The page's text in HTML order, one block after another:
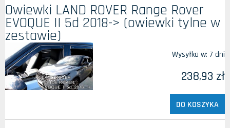
Owiewki LAND ROVER Range Rover
EVOQUE II 5d 2018-> (owiewki tylne w
zestawie)
Wysyłka w: 7 dni
238,93 zł
DO KOSZYKA